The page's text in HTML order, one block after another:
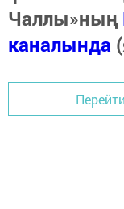
Чаллы»ның
каналында